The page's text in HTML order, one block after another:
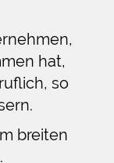
hat,
so
breiten